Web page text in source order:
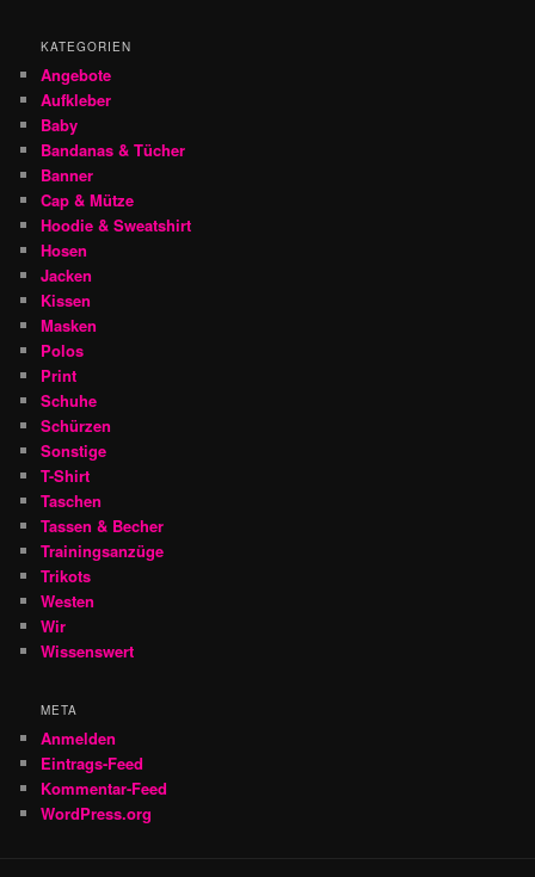
KATEGORIEN
Angebote
Aufkleber
Baby
Bandanas & Tücher
Banner
Cap & Mütze
Hoodie & Sweatshirt
Hosen
Jacken
Kissen
Masken
Polos
Print
Schuhe
Schürzen
Sonstige
T-Shirt
Taschen
Tassen & Becher
Trainingsanzüge
Trikots
Westen
Wir
Wissenswert
META
Anmelden
Eintrags-Feed
Kommentar-Feed
WordPress.org